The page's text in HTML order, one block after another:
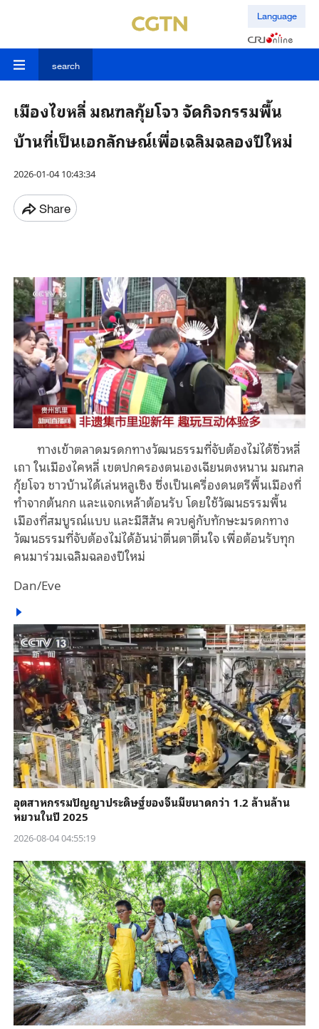
Language
search
เมืองไขหลี่ มณฑลกุ้ยโจว จัดกิจกรรมพื้น
บ้านที่เป็นเอกลักษณ์เพื่อเฉลิมฉลองปีใหม่
2026-01-04 10:43:34
Share
ทางเข้าตลาดมรดกทางวัฒนธรรมที่จับต้องไม่ได้ซิ่วหลี่
เถา ในเมืองไคหลี่ เขตปกครองตนเองเฉียนตงหนาน มณฑล
กุ้ยโจว ชาวบ้านได้เล่นหลูเซิงซึ่งเป็นเครื่องดนตรีพื้นเมืองที่
ทำจากต้นกก และแจกเหล้าต้อนรับ โดยใช้วัฒนธรรมพื้น
เมืองที่สมบูรณ์แบบ และมีสีสัน ควบคู่กับทักษะมรดกทาง
วัฒนธรรมที่จับต้องไม่ได้อันน่าตื่นตาตื่นใจ เพื่อต้อนรับทุก
คนมาร่วมเฉลิมฉลองปีใหม่
Dan/Eve
อุตสาหกรรมปัญญาประดิษฐ์ของจีนมีขนาดกว่า 1.2 ล้านล้าน
หยวนในปี 2025
2026-08-04 04:55:19